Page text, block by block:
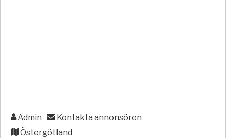
Admin
Kontakta annonsören
Östergötland